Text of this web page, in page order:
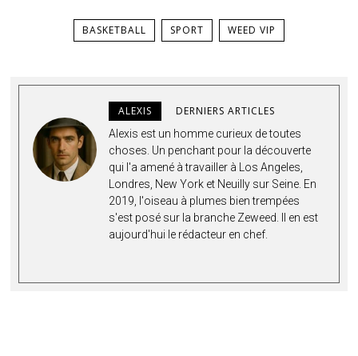
BASKETBALL SPORT WEED VIP
ALEXIS DERNIERS ARTICLES
Alexis est un homme curieux de toutes
choses. Un penchant pour la découverte
qui l'a amené à travailler à Los Angeles,
Londres, New York et Neuilly sur Seine. En
2019, l'oiseau à plumes bien trempées
s'est posé sur la branche Zeweed. Il en est
aujourd'hui le rédacteur en chef.